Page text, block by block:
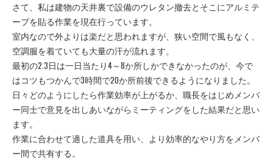
さて、私は建物の天井裏で設備のウレタン撤去とそこにアルミテ
ープを貼る作業を現在行っています。
室内なので外よりは楽だと思われますが、狭い空間で風もなく、
空調服を着ていても大量の汗が流れます。
最初の2.3日は一日当たり4～8か所しかできなかったのが、今で
はコツもつかんで3時間で20か所前後できるようになりました。
日々どのようにしたら作業効率が上がるか、職長をはじめメンバ
ー同士で意見を出しあいながらミーティングをした結果だと思い
ます。
作業に合わせて適した道具を用い、より効率的なやり方をメンバ
ー間で共有する。